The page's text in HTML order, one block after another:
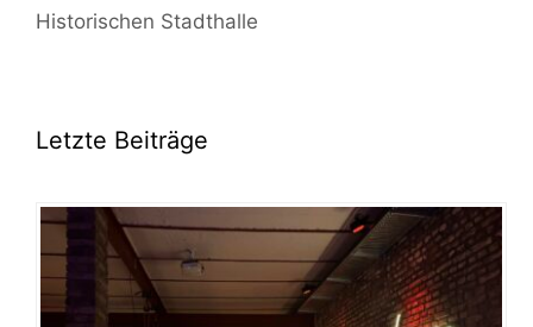
Historischen Stadthalle
Letzte Beiträge